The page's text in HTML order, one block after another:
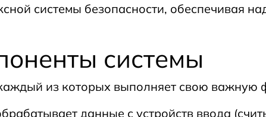
системы безопасности, обеспечивая
системы
из которых выполняет свою важную
данные с устройств ввода